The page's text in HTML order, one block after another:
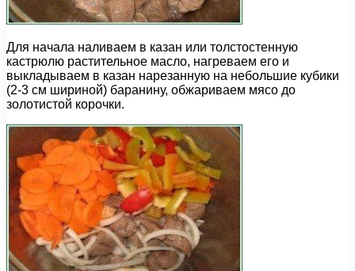
Для начала наливаем в казан или толстостенную
кастрюлю растительное масло, нагреваем его и
выкладываем в казан нарезанную на небольшие кубики
(2-3 см шириной) баранину, обжариваем мясо до
золотистой корочки.